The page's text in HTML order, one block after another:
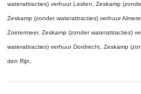
waterattracties) verhuur Leiden, Zeskamp
Zeskamp (zonder waterattracties) verhuur
Zoetermeer, Zeskamp (zonder waterattracties)
waterattracties) verhuur Dordrecht, Zeskamp
den Rijn,